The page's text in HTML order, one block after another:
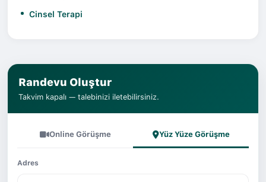
Cinsel Terapi
Randevu Oluştur
Takvim kapalı — talebinizi iletebilirsiniz.
Online Görüşme Yüz Yüze Görüşme
Adres